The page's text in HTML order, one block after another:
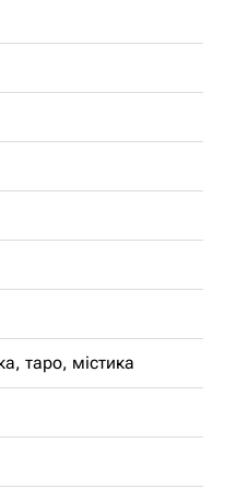
таро, містика